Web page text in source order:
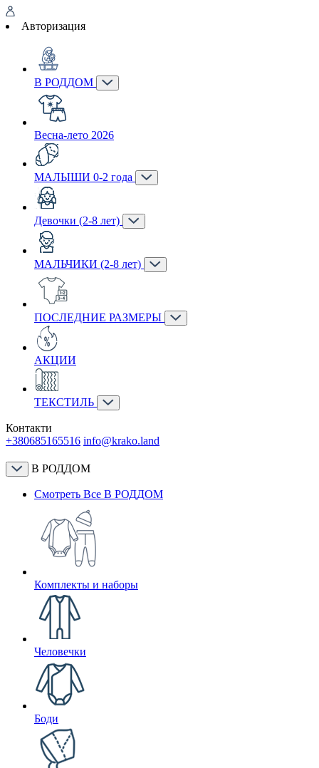
Авторизация
В РОДДОМ
Весна-лето 2026
МАЛЫШИ 0-2 года
Девочки (2-8 лет)
МАЛЬЧИКИ (2-8 лет)
ПОСЛЕДНИЕ РАЗМЕРЫ
АКЦИИ
ТЕКСТИЛЬ
Контакти
+380685165516 info@krako.land
В РОДДОМ
Смотреть Все В РОДДОМ
Комплекты и наборы
Человечки
Боди